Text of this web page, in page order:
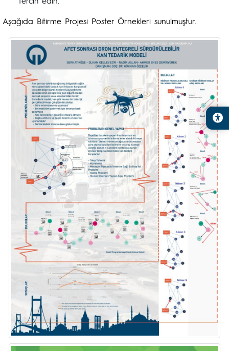
Aşağıda Bitirme Projesi Poster Örnekleri sunulmuştur.